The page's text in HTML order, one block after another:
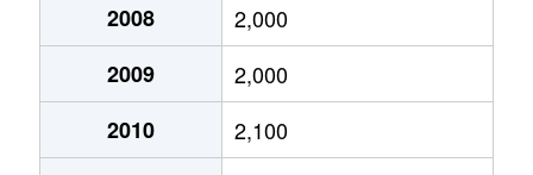
今池
1,400万円
今池(愛知)
今池
1,300万円
今池(愛知)
今池
1,100万円
今池(愛知)
2008
2,000
2009
2,000
2010
2,100